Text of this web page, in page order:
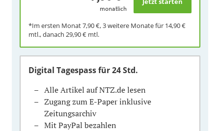
monatlich
*Im ersten Monat7,90 €, 3 weitere Monate für 14,90 €
mtl., danach 29,90 € mtl.
Digital Tagespassfür 24 Std.
Alle Artikel auf NTZ.de lesen
Zugang zum E-Paper inklusive
Zeitungsarchiv
Mit PayPal bezahlen